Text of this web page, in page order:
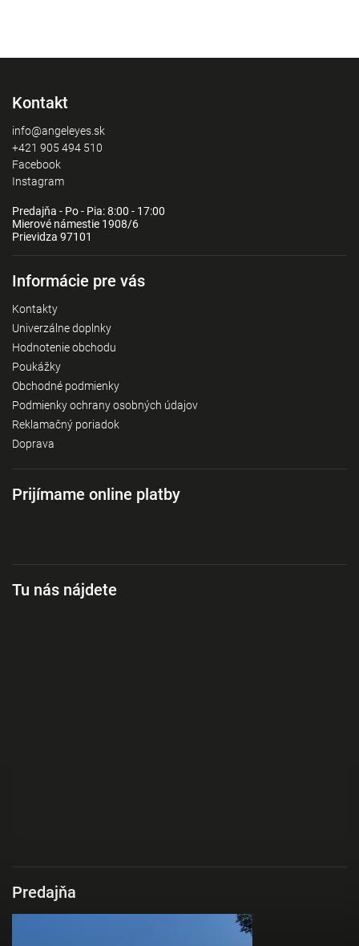
Kontakt
info@angeleyes.sk
+421 905 494 510
Facebook
Instagram
Predajňa - Po - Pia: 8:00 - 17:00
Mierové námestie 1908/6
Prievidza 97101
Informácie pre vás
Kontakty
Univerzálne doplnky
Hodnotenie obchodu
Poukážky
Obchodné podmienky
Podmienky ochrany osobných údajov
Reklamačný poriadok
Doprava
Prijímame online platby
Tu nás nájdete
Predajňa